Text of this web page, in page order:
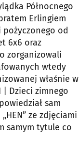
Północnego
Erlingiem
od
6x6 oraz
zorganizowali
wtedy
właśnie w
| Dzieci zimnego
sam
ze zdjęciami
samym tytule co